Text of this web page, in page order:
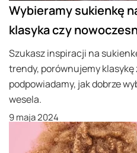
Wybieramy sukienkę
klasyka czy
Szukasz inspiracji na
trendy, porównujemy
podpowiadamy, jak dobrze
wesela.
9 maja 2024